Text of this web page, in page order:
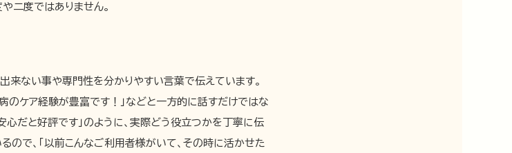
二度ではありません。
来ない事や専門性を分かりやすい言葉で伝えています。
のケア経験が豊富です！」などと一方的に話すだけではな
だと好評です」のように、実際どう役立つかを丁寧に伝
ので、「以前こんなご利用者様がいて、その時に活かせた